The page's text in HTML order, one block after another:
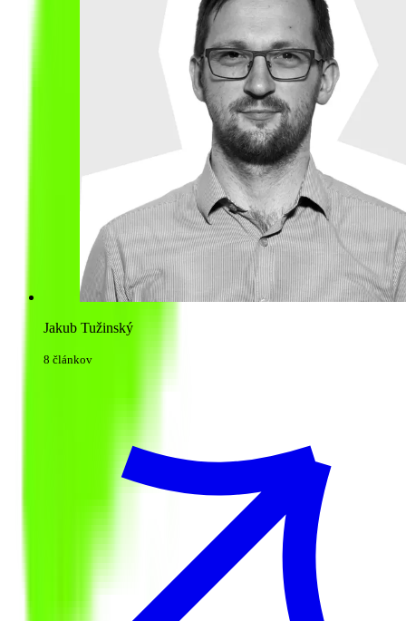
Jakub Tužinský
8 článkov